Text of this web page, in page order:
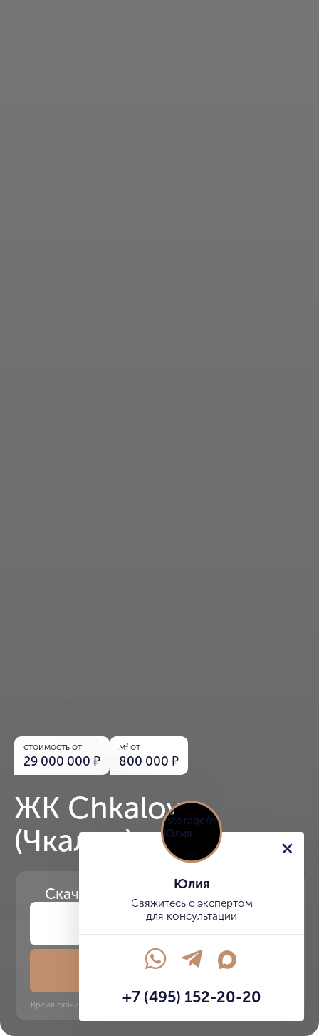
стоимость от
29 000 000₽
м2 от
800 000₽
ЖК Chkalov
(Чкалов)
Скачайте презентацию проекта
Скачать презентацию
Время скачивания: 6 секунд | PDF, 13 MB | Обновлён 3 июня 2022
Юлия
Свяжитесь с экспертом
для консультации
+7 (495) 152-20-20